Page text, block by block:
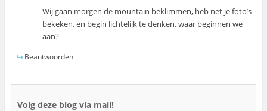
Wij gaan morgen de mountain beklimmen, heb net je foto’s
bekeken, en begin lichtelijk te denken, waar beginnen we
aan?
Beantwoorden
Volg deze blog via mail!